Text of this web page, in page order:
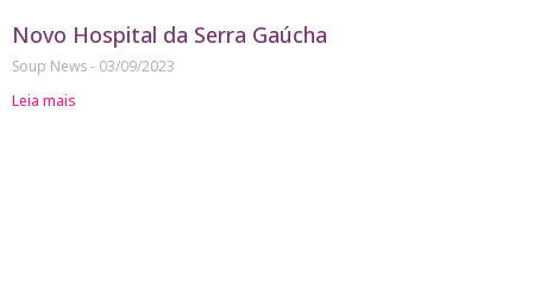
Novo Hospital da Serra Gaúcha
Soup News
03/09/2023
Leia mais